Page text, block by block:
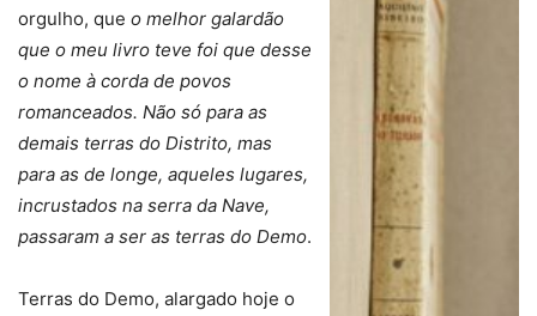
orgulho, que o melhor galardão
que o meu livro teve foi que desse
o nome à corda de povos
romanceados. Não só para as
demais terras do Distrito, mas
para as de longe, aqueles lugares,
incrustados na serra da Nave,
passaram a ser as terras do Demo.
Terras do Demo, alargado hoje o